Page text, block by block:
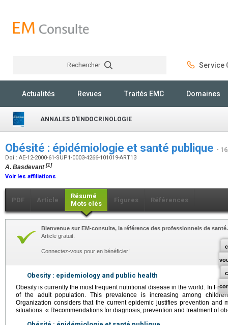
Rechercher Service
Actualités Revues Traités EMC Domaines
ANNALES D'ENDOCRINOLOGIE
Obésité : épidémiologie et santé publique -
Doi : AE-12-2000-61-SUP1-0003-4266-101019-ART13
A. Basdevant[1]
Voir les affiliations
PDF Article
Résumé
Mots clés
Figures Références
Bienvenue sur EM-consulte, la référence des professionnels de santé.
Article gratuit.
Connectez-vous pour en bénéficier!
Obesity : epidemiology and public health
Obesity is currently the most frequent nutritional disease in the world. In
of the adult population. This prevalence is increasing among
Organization considers that the current epidemic justifies prevention and
situations. « Recommendations for diagnosis, prevention and treatment of